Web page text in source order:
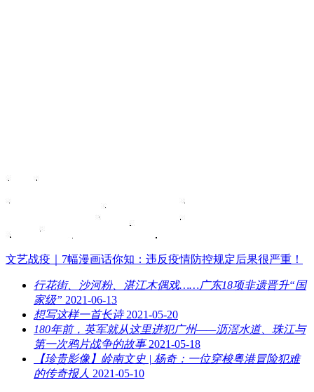
文艺战疫｜7幅漫画话你知：违反疫情防控规定后果很严重！
行花街、沙河粉、湛江木偶戏……广东18项非遗晋升“国
家级” 2021-06-13
想写这样一首长诗 2021-05-20
180年前，英军就从这里进犯广州——沥滘水道、珠江与
第一次鸦片战争的故事 2021-05-18
【珍贵影像】岭南文史 | 杨奇：一位穿梭粤港冒险犯难
的传奇报人 2021-05-10